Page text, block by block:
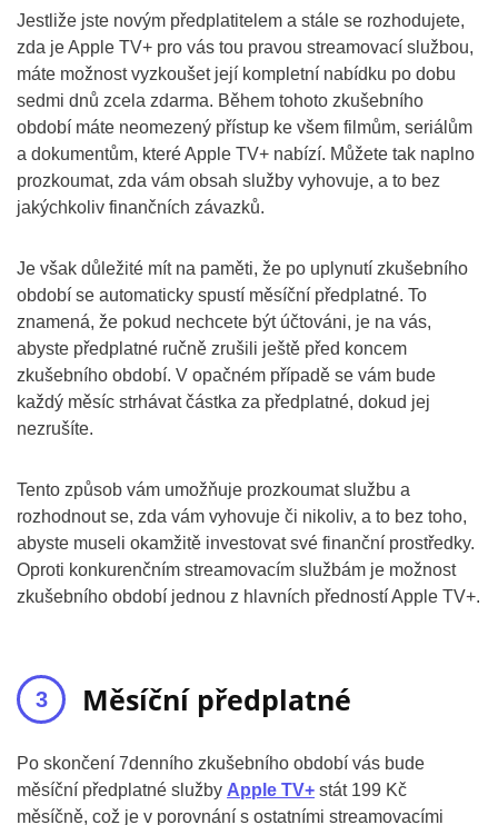
Jestliže jste novým předplatitelem a stále se rozhodujete,
zda je Apple TV+ pro vás tou pravou streamovací službou,
máte možnost vyzkoušet její kompletní nabídku po dobu
sedmi dnů zcela zdarma. Během tohoto zkušebního
období máte neomezený přístup ke všem filmům, seriálům
a dokumentům, které Apple TV+ nabízí. Můžete tak naplno
prozkoumat, zda vám obsah služby vyhovuje, a to bez
jakýchkoliv finančních závazků.
Je však důležité mít na paměti, že po uplynutí zkušebního
období se automaticky spustí měsíční předplatné. To
znamená, že pokud nechcete být účtováni, je na vás,
abyste předplatné ručně zrušili ještě před koncem
zkušebního období. V opačném případě se vám bude
každý měsíc strhávat částka za předplatné, dokud jej
nezrušíte.
Tento způsob vám umožňuje prozkoumat službu a
rozhodnout se, zda vám vyhovuje či nikoliv, a to bez toho,
abyste museli okamžitě investovat své finanční prostředky.
Oproti konkurenčním streamovacím službám je možnost
zkušebního období jednou z hlavních předností Apple TV+.
Měsíční předplatné
Po skončení 7denního zkušebního období vás bude
měsíční předplatné služby Apple TV+ stát 199 Kč
měsíčně, což je v porovnání s ostatními streamovacími